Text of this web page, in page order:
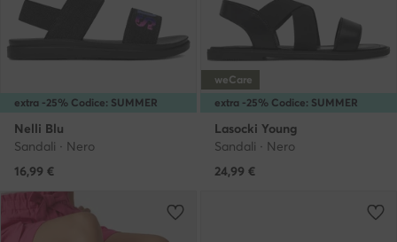
extra -25% Codice: SUMMER
Nelli Blu
Sandali · Nero
16,99 €
extra -25% Codice: SUMMER
weCare
Lasocki Young
Sandali · Nero
24,99 €